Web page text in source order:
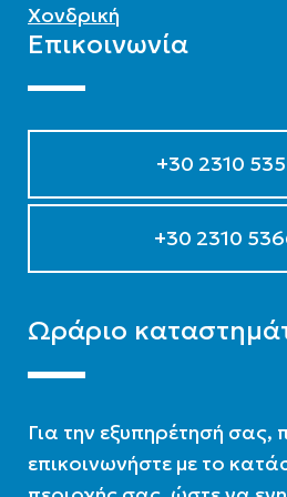
Χονδρική
Επικοινωνία
+30 2310
+30 2310
Ωράριο
Για την εξυπηρέτησή
επικοινωνήστε με το